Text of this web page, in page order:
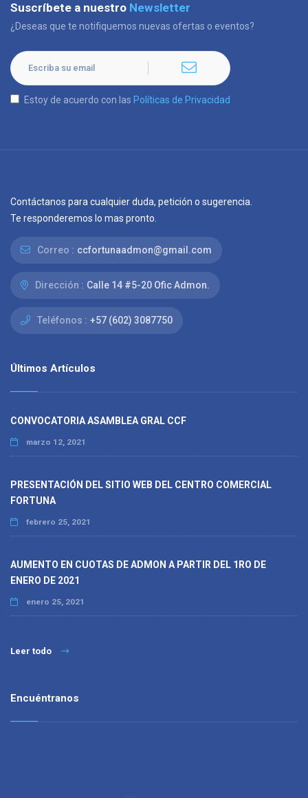
Suscríbete a nuestro Newsletter
¿Deseas que te notifiquemos nuevas ofertas o eventos?
Estoy de acuerdo con las Políticas de Privacidad
Contáctanos para cualquier duda, petición o sugerencia.
Te responderemos lo mas pronto.
Correo : ccfortunaadmon@gmail.com
Dirección : Calle 14 #5-20 Ofic Admon.
Teléfonos : +57 (602) 3087750
Últimos Artículos
CONVOCATORIA ASAMBLEA GRAL CCF
marzo 12, 2021
PRESENTACIÓN DEL SITIO WEB DEL CENTRO COMERCIAL
FORTUNA
febrero 25, 2021
AUMENTO EN CUOTAS DE ADMON A PARTIR DEL 1RO DE
ENERO DE 2021
enero 25, 2021
Leer todo
Encuéntranos